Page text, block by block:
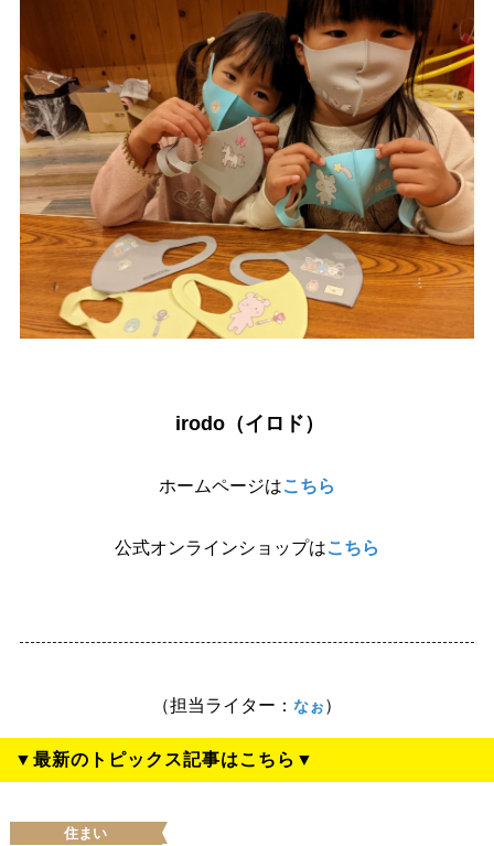
irodo（イロド）
ホームページはこちら
公式オンラインショップはこちら
（担当ライター： なぉ）
▼最新のトピックス記事はこちら▼
住まい